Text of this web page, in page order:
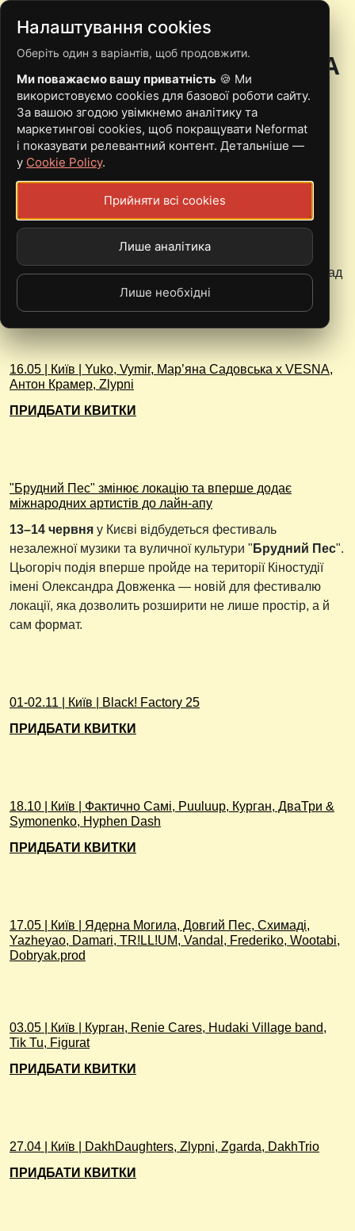
КІНОСТУДІЯ ДОВЖЕНКА
фестиваль на новій локації
Вже13–14 червняу Києві відбудеться фестиваль
незалежної музики та вуличної культури «
Брудний
». Цього року подія вперше пройде на території
Кіностудії імені Олександра Довженката збере понад
50 артистів на трьох сценах.
16.05 | Київ | Yuko, Vymir, Мар’яна Садовська x VESNA,
Антон Крамер, Zlypni
ПРИДБАТИ КВИТКИ
"Брудний Пес" змінює локацію та вперше додає
міжнародних артистів до лайн-апу
13–14 червня у Києві відбудеться фестиваль
незалежної музики та вуличної культури " Брудний Пес".
Цьогоріч подія вперше пройде на території Кіностудії
імені Олександра Довженка — новій для фестивалю
локації, яка дозволить розширити не лише простір, а й
сам формат.
01-02.11 | Київ | Black! Factory 25
ПРИДБАТИ КВИТКИ
18.10 | Київ | Фактично Самі, Puuluup, Курган, ДваТри &
Symonenko, Hyphen Dash
ПРИДБАТИ КВИТКИ
17.05 | Київ | Ядерна Могила, Довгий Пес, Схимаді,
Yazheyao, Damari, TR!LL!UM, Vandal, Frederiko, Wootabi,
Dobryak.prod
03.05 | Київ | Курган, Renie Cares, Hudaki Village band,
Tik Tu, Figurat
ПРИДБАТИ КВИТКИ
27.04 | Київ | DakhDaughters, Zlypni, Zgarda, DakhTrio
ПРИДБАТИ КВИТКИ
Налаштування cookies
Оберіть один з варіантів, щоб продовжити.
Ми поважаємо вашу приватність 🍪 Ми
використовуємо cookies для базової роботи сайту.
За вашою згодою увімкнемо аналітику та
маркетингові cookies, щоб покращувати Neformat
і показувати релевантний контент. Детальніше —
у Cookie Policy.
Прийняти всі cookies
Лише аналітика
Лише необхідні